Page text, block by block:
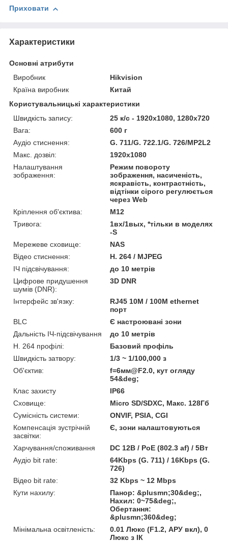
Приховати
Характеристики
Основні атрибути
Виробник
Hikvision
Країна виробник
Китай
Користувальницькі характеристики
Швидкість запису:
25 к/с - 1920x1080, 1280x720
Вага:
600 г
Аудіо стиснення:
G. 711/G. 722.1/G. 726/MP2L2
Макс. дозвіл:
1920х1080
Налаштування
зображення:
Режим повороту
зображення, насиченість,
яскравість, контрастність,
відтінки сірого регулюється
через Web
Кріплення об'єктива:
M12
Тривога:
1вх/1вых, *тільки в моделях
-S
Мережеве сховище:
NAS
Відео стиснення:
H. 264 / MJPEG
ІЧ підсвічування:
до 10 метрів
Цифрове придушення
шумів (DNR):
3D DNR
Інтерфейс зв'язку:
RJ45 10M / 100M ethernet
порт
BLC
Є настроювані зони
Дальність ІЧ-підсвічування
до 10 метрів
H. 264 профілі:
Базовий профіль
Швидкість затвору:
1/3 ~ 1/100,000 з
Об'єктив:
f=6мм@F2.0, кут огляду
54&deg;
Клас захисту
IP66
Сховище:
Micro SD/SDXC, Макс. 128Гб
Сумісність системи:
ONVIF, PSIA, CGI
Компенсація зустрічній
засвітки:
Є, зони налаштовуються
Харчування/споживання
DC 12В / PoE (802.3 af) / 5Вт
Аудіо bit rate:
64Kbps (G. 711) / 16Kbps (G.
726)
Відео bit rate:
32 Kbps ~ 12 Mbps
Кути нахилу:
Панор: &plusmn;30&deg;,
Нахил: 0~75&deg;,
Обертання:
&plusmn;360&deg;
Мінімальна освітленість:
0.01 Люкс (F1.2, АРУ вкл), 0
Люкс з ІК